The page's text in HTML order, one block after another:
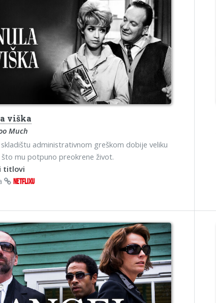
viška
Much
skladištu administrativnom greškom dobije veliku
što mu potpuno preokrene život.
titlovi
NETFLIXU